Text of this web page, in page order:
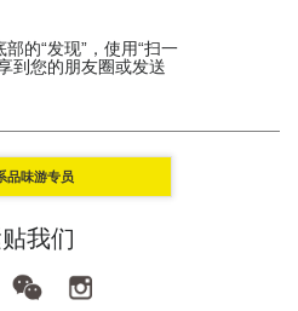
的“发现”，使用“扫一
到您的朋友圈或发送
品味游专员
我们